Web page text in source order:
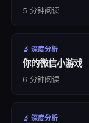
5 分钟阅读
🔬 深度分析
你的微信小游戏
6 分钟阅读
🔬 深度分析